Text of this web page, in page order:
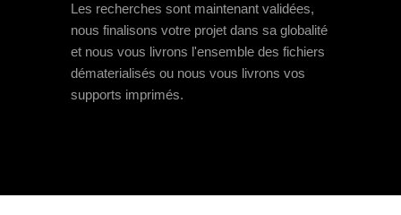
Les recherches sont maintenant validées,
nous finalisons votre projet dans sa globalité
et nous vous livrons l'ensemble des fichiers
dématerialisés ou nous vous livrons vos
supports imprimés.